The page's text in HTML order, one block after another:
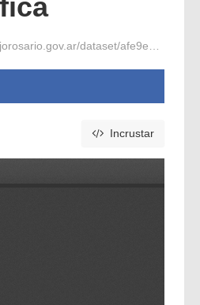
resource/7fdf7a1e-fdc4-45a4-b936-83f417ef7927/download/2022-04-21-s-ordinaria-4-periodo-1-vt.pdf
Incrustar